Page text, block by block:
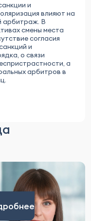
и
влияют на
арбитраж. В
смены места
согласия
и
о связи
а
арбитров в